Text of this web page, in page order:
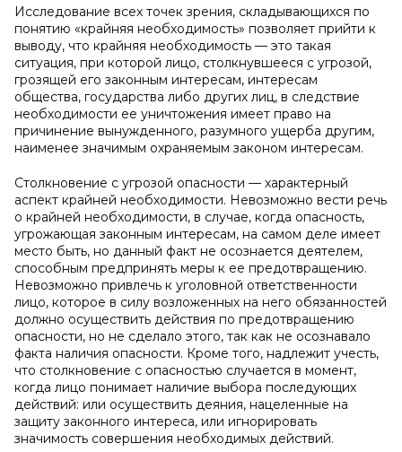
Исследование всех точек зрения, складывающихся по
понятию «крайняя необходимость» позволяет прийти к
выводу, что крайняя необходимость — это такая
ситуация, при которой лицо, столкнувшееся с угрозой,
грозящей его законным интересам, интересам
общества, государства либо других лиц, в следствие
необходимости ее уничтожения имеет право на
причинение вынужденного, разумного ущерба другим,
наименее значимым охраняемым законом интересам.
Столкновение с угрозой опасности — характерный
аспект крайней необходимости. Невозможно вести речь
о крайней необходимости, в случае, когда опасность,
угрожающая законным интересам, на самом деле имеет
место быть, но данный факт не осознается деятелем,
способным предпринять меры к ее предотвращению.
Невозможно привлечь к уголовной ответственности
лицо, которое в силу возложенных на него обязанностей
должно осуществить действия по предотвращению
опасности, но не сделало этого, так как не осознавало
факта наличия опасности. Кроме того, надлежит учесть,
что столкновение с опасностью случается в момент,
когда лицо понимает наличие выбора последующих
действий: или осуществить деяния, нацеленные на
защиту законного интереса, или игнорировать
значимость совершения необходимых действий.